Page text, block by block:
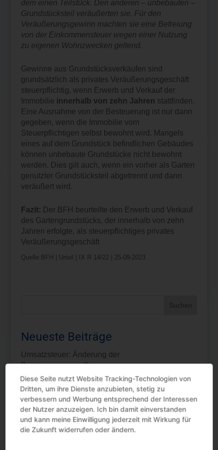
dem einen Teilstück. Den anderen – unbebauten –
Grundstücksteil veräußerten sie. Für den
Veräußerungsgewinn machten sie eine Befreiung
von der Einkommensteuer wegen einer Nutzung
zu eigenen Wohnzwecken geltend.
Gewinne aus Grundstücksverkäufen sind
grundsätzlich als privates Veräußerungsgeschäft
steuerpflichtig, wenn Erwerb und Verkauf der
Immobilie innerhalb von zehn Jahren stattfinden.
Eine Ausnahme von der Besteuerung ist nur dann
gegeben, wenn die Immobilie vom
Steuerpflichtigen selbst bewohnt wird. Mangels
eines auf dem Grundstück befindlichen Gebäudes
können unbebaute Grundstücke nicht bewohnt
werden. Dies gilt auch, wenn ein vorher als Garten
genutzter Grundstücksteil abgetrennt und dann
veräußert wird.
Fazit: Der BFH beurteilte den Erwerb und Verkauf
des Gartengrundstücks, der innerhalb von zehn
Jahren erfolgte, als steuerpflichtiges privates
Veräußerungsgeschäft
Quelle:BFH | Urteil | IX R 14/22 | 25-09-2023
Neueste Beiträge
Umsatzsteuer: Änderung der
Bemessungsgrundlage
Sicherungseinbehalt: Umsatzsteuer-Änderung
wegen Uneinbringlichkeit
Steuervorteil nutzen mit Erholungsbeihilfen
Steuertermine August 2026
Kindergeld: Fernlehrgang als Berufsausbildung
Diese Seite nutzt Website Tracking-Technologien von
Dritten, um ihre Dienste anzubieten, stetig zu
verbessern und Werbung entsprechend der Interessen
der Nutzer anzuzeigen. Ich bin damit einverstanden
und kann meine Einwilligung jederzeit mit Wirkung für
die Zukunft widerrufen oder ändern.